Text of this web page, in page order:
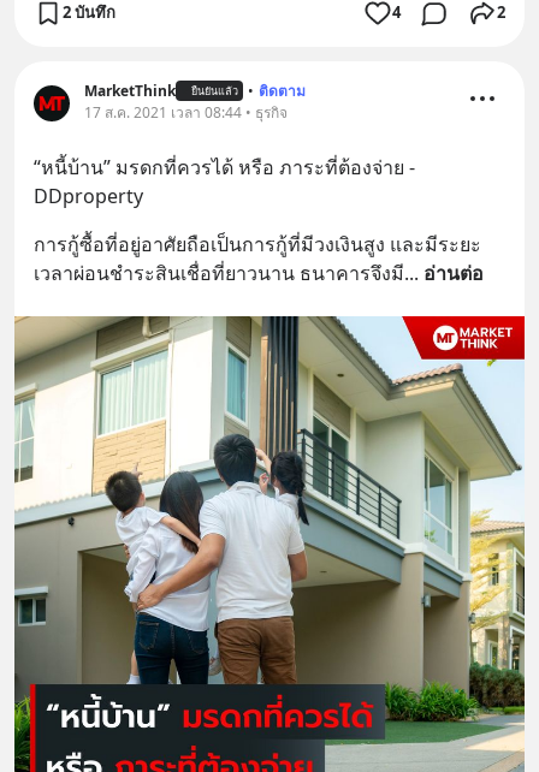
2 บันทึก 4 2
MarketThink ยืนยันแล้ว • ติดตาม
17 ส.ค. 2021 เวลา 08:44 • ธุรกิจ
“หนี้บ้าน” มรดกที่ควรได้ หรือ ภาระที่ต้องจ่าย -
DDproperty
การกู้ซื้อที่อยู่อาศัยถือเป็นการกู้ที่มีวงเงินสูง และมีระยะ
เวลาผ่อนชำระสินเชื่อที่ยาวนาน ธนาคารจึงมี... อ่านต่อ